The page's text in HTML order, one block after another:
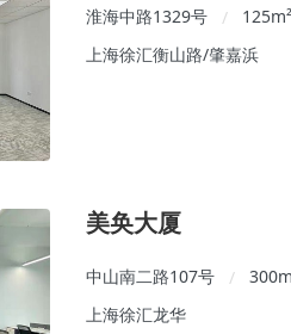
淮海中路1329号 / 125
上海徐汇衡山路/肇嘉浜
美奂大厦
中山南二路107号 / 300
上海徐汇龙华